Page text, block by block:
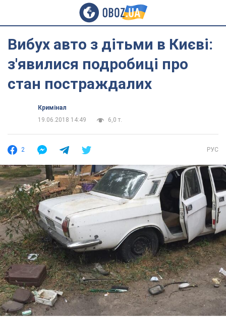
Вибух авто з дітьми в Києві:
з'явилися подробиці про
стан постраждалих
Кримінал
19.06.2018 14:49
6,0 т.
2 РУС